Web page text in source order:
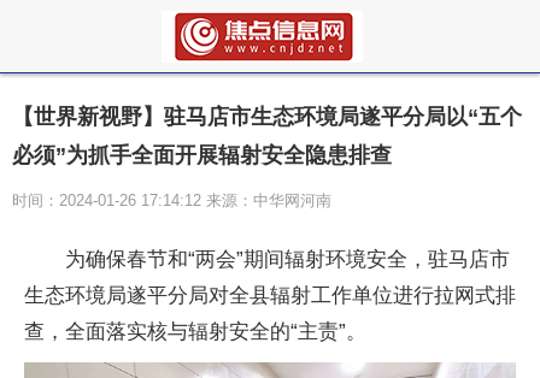
【世界新视野】驻马店市生态环境局遂平分局以“五个
必须”为抓手全面开展辐射安全隐患排查
时间：2024-01-26 17:14:12 来源：中华网河南
为确保春节和“两会”期间辐射环境安全，驻马店市
生态环境局遂平分局对全县辐射工作单位进行拉网式排
查，全面落实核与辐射安全的“主责”。